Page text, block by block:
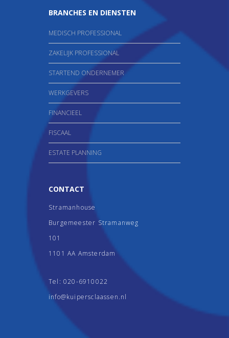
BRANCHES EN DIENSTEN
MEDISCH PROFESSIONAL
ZAKELIJK PROFESSIONAL
STARTEND ONDERNEMER
WERKGEVERS
FINANCIEEL
FISCAAL
ESTATE PLANNING
CONTACT
Stramanhouse
Burgemeester Stramanweg
101
1101 AA Amsterdam
Tel: 020-6910022
info@kuipersclaassen.nl